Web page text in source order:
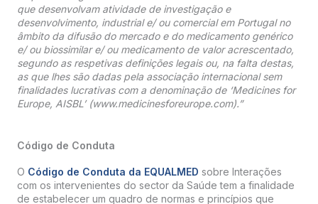
que desenvolvam atividade de investigação e
desenvolvimento, industrial e/ ou comercial em Portugal no
âmbito da difusão do mercado e do medicamento genérico
e/ ou biossimilar e/ ou medicamento de valor acrescentado,
segundo as respetivas definições legais ou, na falta destas,
as que lhes são dadas pela associação internacional sem
finalidades lucrativas com a denominação de ‘Medicines for
Europe, AISBL’ (www.medicinesforeurope.com).”
Código de Conduta
O Código de Conduta da EQUALMED sobre Interações
com os intervenientes do sector da Saúde tem a finalidade
de estabelecer um quadro de normas e princípios que